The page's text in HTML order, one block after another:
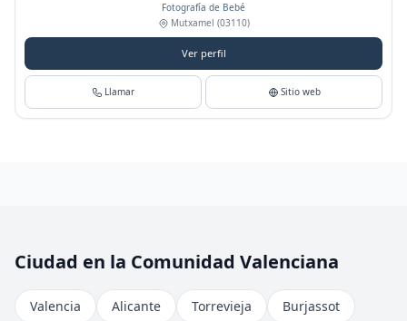
Fotografía de Bebé
Mutxamel (03110)
Ver perfil
Llamar Sitio web
Ciudad en la Comunidad Valenciana
Valencia Alicante Torrevieja
Burjassot